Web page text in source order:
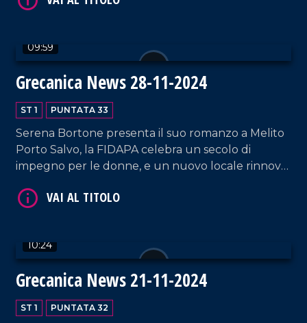
09:59
Grecanica News 28-11-2024
ST 1 PUNTATA 33
Serena Bortone presenta il suo romanzo a Melito
Porto Salvo, la FIDAPA celebra un secolo di
impegno per le donne, e un nuovo locale rinnova
10:24
Grecanica News 21-11-2024
ST 1 PUNTATA 32
VAI AL TITOLO